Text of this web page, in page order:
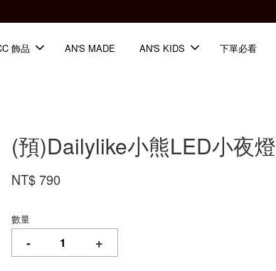
飾品 AN'S MADE AN'S KIDS 下單必看
(預)Dailylike小熊LED小夜燈
NT$ 790
數量
- +